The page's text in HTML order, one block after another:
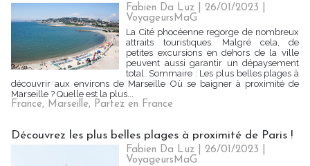
Fabien Da Luz | 26/01/2023
VoyageursMaG
La Cité phocéenne regorge de nombreux
attraits touristiques. Malgré cela, de
petites excursions en dehors de la ville
peuvent aussi garantir un dépaysement
total. Sommaire : Les plus belles plages à
découvrir aux environs de Marseille Où se baigner à proximité de
Marseille ? Quelle est la plus...
France, Marseille, Partez en France
Découvrez les plus belles plages à proximité de Paris !
Fabien Da Luz | 26/01/2023
VoyageursMaG